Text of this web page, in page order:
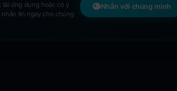
tải ứng dụng hoặc có ý
tin ngay cho chúng
Nhắn với chúng mình